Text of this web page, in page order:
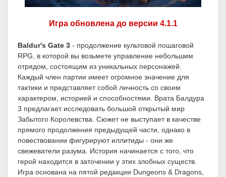
Игра обновлена до версии 4.1.1
Baldur's Gate 3 - продолжение культовой пошаговой
RPG, в которой вы возьмете управление небольшим
отрядом, состоящим из уникальных персонажей.
Каждый член партии имеет огромное значение для
тактики и представляет собой личность со своим
характером, историей и способностями. Врата Балдура
3 предлагает исследовать большой открытый мир
Забытого Королевства. Сюжет не выступает в качестве
прямого продолжения предыдущей части, однако в
повествовании фигурируют иллитиды - они же
свежеватели разума. История начинается с того, что
герой находится в заточении у этих злобных существ.
Игра основана на пятой редакции Dungeons & Dragons,